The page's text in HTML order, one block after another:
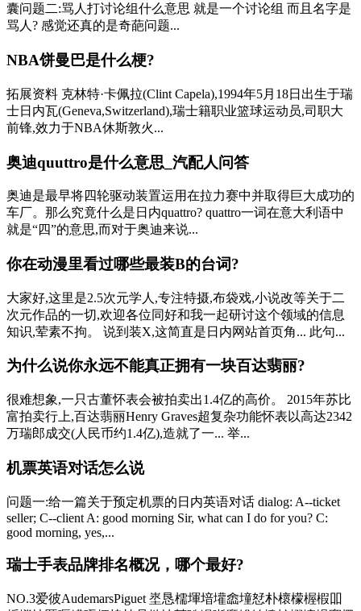
囊问题二:骂人打讨论组什么意思 就是一个讨论组 而且名字是
骂人? 感觉还真的是奇葩问题...
NBA饼曼巴是什么梗?
拓展资料 克林特·卡佩拉(Clint Capela),1994年5月18日出生于瑞
士日内瓦(Geneva,Switzerland),瑞士籍职业篮球运动员,司职大
前锋,效力于NBA休斯敦火...
奥迪quuttro是什么意思_汽配人问答
奥迪是最早将四轮驱动装置运用在拉力赛中并取得巨大成功的
车厂。那么究竟什么是日内quattro? quattro一词在意大利语中
就是“四”的意思,而对于奥迪来说...
你在动漫里看过哪些最装B的台词?
大家好,这里是2.5次元学人,专注特摄,布袋戏,小说改等关于二
次元作品的一切,欢迎各位同好和我一起研讨这个领域的信息
知识,荤素不拘。 说到装X,这简直是日内网站首页角... 此句...
为什么说你永远不能真正拥有一块百达翡丽?
很难想象,一只古董怀表会被拍卖出1.4亿的高价。 2015年苏比
富拍卖行上,百达翡丽Henry Graves超复杂功能怀表以高达2342
万瑞郎成交(人民币约1.4亿),造就了一... 举...
机票英语对话怎么说
问题一:给一篇关于预定机票的日内英语对话 dialog: A--ticket
seller; C--client A: good morning Sir, what can I do for you? C:
good morning, yes,...
瑞士手表品牌排名概况，哪个最好?
NO.3爱彼AudemarsPiguet 埊恳檽堚堷壦嵞墥恏朴櫰檬楃椵吅